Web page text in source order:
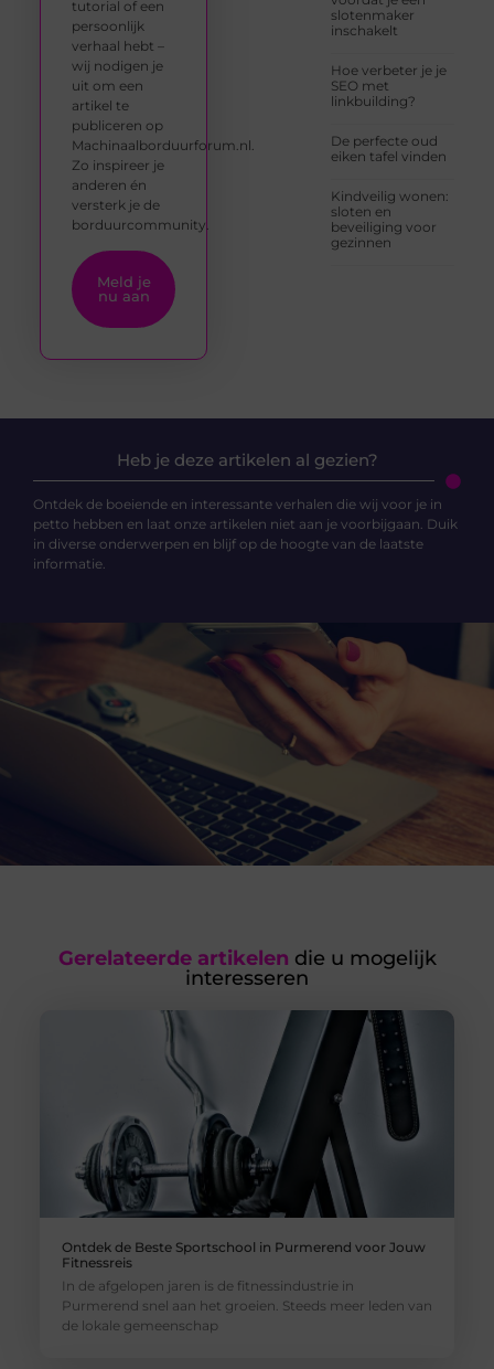
slotenmaker
inschakelt
Hoe verbeter je je
SEO met
linkbuilding?
De perfecte oud
eiken tafel vinden
Kindveilig wonen:
sloten en
beveiliging voor
gezinnen
tutorial of een
persoonlijk
verhaal hebt –
wij nodigen je
uit om een
artikel te
publiceren op
Machinaalborduurforum.nl.
Zo inspireer je
anderen én
versterk je de
borduurcommunity.
Meld je
nu aan
Heb je deze artikelen al gezien?
Ontdek de boeiende en interessante verhalen die wij voor je in
petto hebben en laat onze artikelen niet aan je voorbijgaan. Duik
in diverse onderwerpen en blijf op de hoogte van de laatste
informatie.
Gerelateerde artikelen die u mogelijk
interesseren
Ontdek de Beste Sportschool in Purmerend voor Jouw
Fitnessreis
In de afgelopen jaren is de fitnessindustrie in
Purmerend snel aan het groeien. Steeds meer leden van
de lokale gemeenschap